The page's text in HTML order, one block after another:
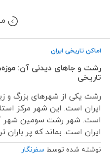
اماکن تاریخی ایران
رشت و جاهای دیدنی آن:
تاریخی
رشت یکی از شهرهای بزرگ و
ایران است. این شهر مرکز
است. شهر رشت سومین شهر
ایران است. بماند که پر
نوشته شده توسط سفرنگار